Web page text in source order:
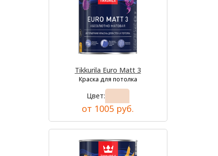
Tikkurila Euro Matt 3
Краска для потолка
Цвет:
от 1005 руб.